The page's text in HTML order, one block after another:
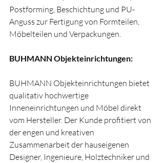
Postforming, Beschichtung und PU-
Anguss zur Fertigung von Formteilen,
Möbelteilen und Verpackungen.
BUHMANN Objekteinrichtungen:
BUHMANN Objekteinrichtungen bietet
qualitativ hochwertige
Inneneinrichtungen und Möbel direkt
vom Hersteller. Der Kunde profitiert von
der engen und kreativen
Zusammenarbeit der hauseigenen
Designer, Ingenieure, Holztechniker und